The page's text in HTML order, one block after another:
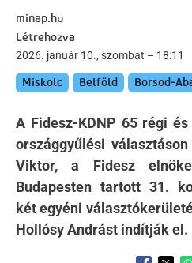
minap.hu
Létrehozva
2026. január 10., szombat – 18:11
Miskolc Belföld Borsod-
A Fidesz-KDNP 65 régi
országgyűlési
Viktor, a Fidesz
Budapesten tartott 31.
két egyéni
Hollósy Andrást indítják el.